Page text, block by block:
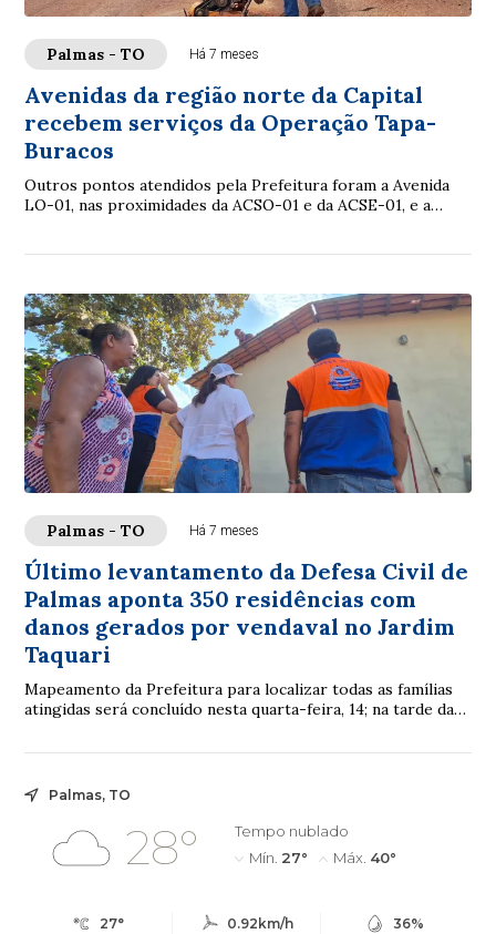
Palmas - TO Há 7 meses
Avenidas da região norte da Capital
recebem serviços da Operação Tapa-
Buracos
Outros pontos atendidos pela Prefeitura foram a Avenida
LO-01, nas proximidades da ACSO-01 e da ACSE-01, e a
Palmas - TO Há 7 meses
Último levantamento da Defesa Civil de
Palmas aponta 350 residências com
danos gerados por vendaval no Jardim
Taquari
Mapeamento da Prefeitura para localizar todas as famílias
atingidas será concluído nesta quarta-feira, 14; na tarde da
Palmas, TO
28°
Tempo nublado
Mín. 27° Máx. 40°
27° 0.92km/h 36%